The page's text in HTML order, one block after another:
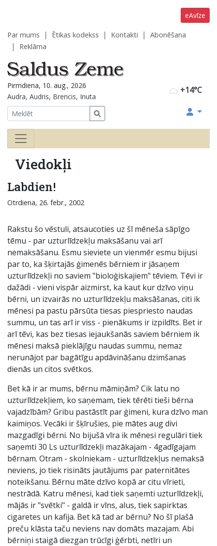
eAvīze
Par mums Ētikas kodekss Kontakti
Abonēšana
Reklāma
+14°C
Pirmdiena, 10. aug., 2026
Audra, Audris, Brencis, Inuta
Viedokļi
Labdien!
Otrdiena, 26. febr., 2002
Rakstu šo vēstuli, atsaucoties uz šī mēneša sāpīgo
tēmu - par uzturlīdzekļu maksāšanu vai arī
nemaksāšanu. Esmu sieviete un vienmēr esmu bijusi
par to, ka šķirtajās ģimenēs bērniem ir jāsaņem
uzturlīdzekļi no saviem "bioloģiskajiem" tēviem. Tēvi ir
dažādi - vieni vispār aizmirst, ka kaut kur dzīvo viņu
bērni, un izvairās no uzturlīdzekļu maksāšanas, citi ik
mēnesi pa pastu pārsūta tiesas piespriesto naudas
summu, un tas arī ir viss - pienākums ir izpildīts. Bet ir
arī tēvi, kas bez tiesas iejaukšanās saviem bērniem ik
mēnesi maksā pieklājīgu naudas summu, nemaz
nerunājot par bagātīgu apdāvināšanu dzimšanas
dienās un citos svētkos.
Bet kā ir ar mums, bērnu māmiņām? Cik latu no
uzturlīdzekļiem, ko saņemam, tiek tērēti tieši bērna
vajadzībām? Gribu pastāstīt par ģimeni, kura dzīvo man
kaimiņos. Vecāki ir šķīrušies, pie mātes aug divi
mazgadīgi bērni. No bijušā vīra ik mēnesi regulāri tiek
saņemti 30 Ls uzturlīdzekļi mazākajam - 4gadīgajam
bērnam. Otram - skolniekam - uzturlīdzekļus nemaksā
neviens, jo tiek risināts jautājums par paternitātes
noteikšanu. Bērnu māte dzīvo kopā ar citu vīrieti,
nestrādā. Katru mēnesi, kad tiek saņemti uzturlīdzekļi,
mājās ir "svētki" - galdā ir vīns, alus, tiek sapirktas
cigaretes un kafija. Bet kā tad ar bērnu? No šī plašā
preču klāsta taču neviens nav domāts mazajam. Abi
bērniņi staigā diezgan trūcīgi ģērbti, netīri un